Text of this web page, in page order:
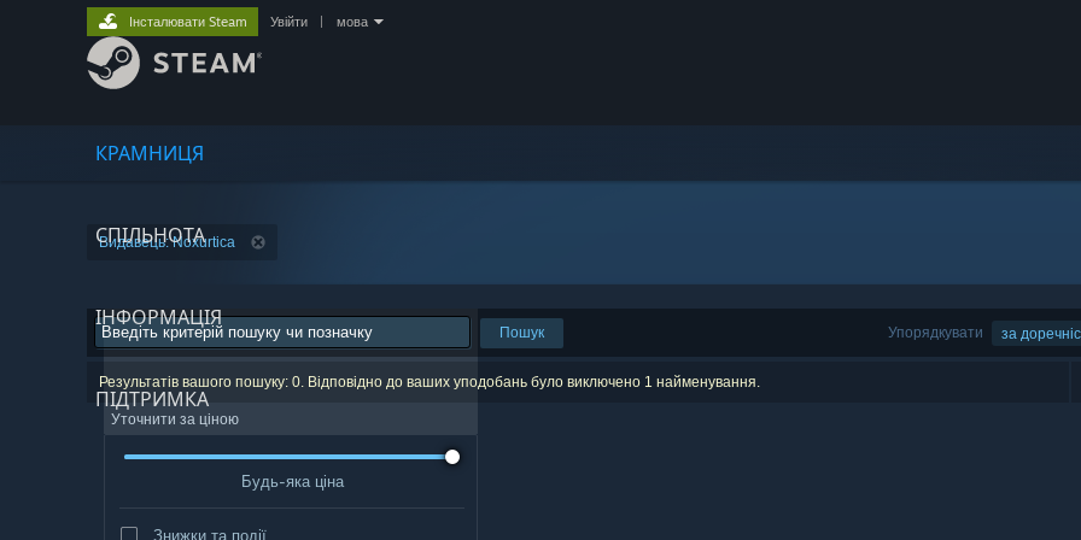
КРАМНИЦЯ
СПІЛЬНОТА
ІНФОРМАЦІЯ
ПІДТРИМКА
Інсталювати Steam Увійти мова
Видавець: Noxurtica
Упорядкувати за
Пошук
Результатів вашого пошуку: 0. Відповідно до ваших уподобань було виключено 1 найменування.
Уточнити за ціною
Будь-яка ціна
Знижки та події